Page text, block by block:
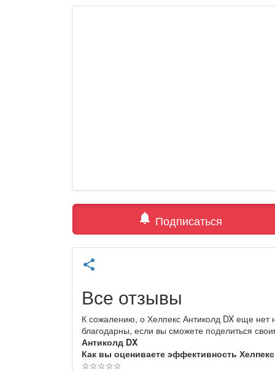
notifications Подписаться
share
Все отзывы
К сожалению, о Хелпекс Антиколд DX еще
благодарны, если вы сможете поделиться
Антиколд DX
Как вы оцениваете эффективность
☆☆☆☆☆